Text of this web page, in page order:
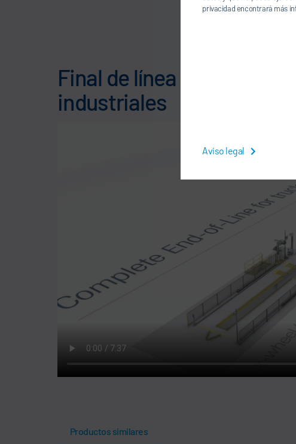
privacidad encontrará más
Aviso legal
luz
Final de línea completo
industriales
Productos similares